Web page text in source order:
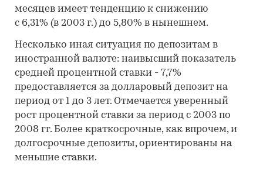
месяцев имеет тенденцию к снижению
с 6,31% (в 2003 г.) до 5,80% в нынешнем.
Несколько иная ситуация по депозитам в
иностранной валюте: наивысший показатель
средней процентной ставки - 7,7%
предоставляется за долларовый депозит на
период от 1 до 3 лет. Отмечается уверенный
рост процентной ставки за период с 2003 по
2008 гг. Более краткосрочные, как впрочем, и
долгосрочные депозиты, ориентированы на
меньшие ставки.